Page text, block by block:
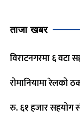
ताजा खबर
विराटनगरमा ६ वटा
रोमानियामा रेलको
रु. ६१ हजार सहयोग